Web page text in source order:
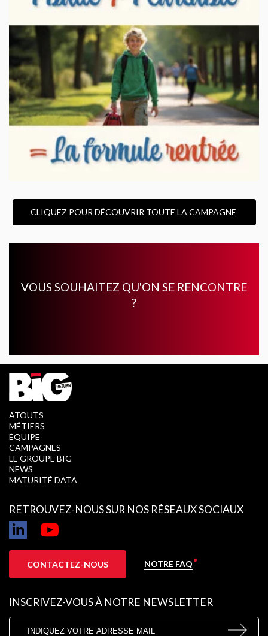
CLIQUEZ POUR DÉCOUVRIR TOUTE LA CAMPAGNE ​
VOUS SOUHAITEZ QU'ON SE RENCONTRE
?
ATOUTS
MÉTIERS
ÉQUIPE
CAMPAGNES
LE GROUPE BIG
NEWS
MATURITÉ DATA
RETROUVEZ-NOUS SUR NOS RÉSEAUX SOCIAUX
CONTACTEZ-NOUS NOTRE FAQ
INSCRIVEZ-VOUS À NOTRE NEWSLETTER